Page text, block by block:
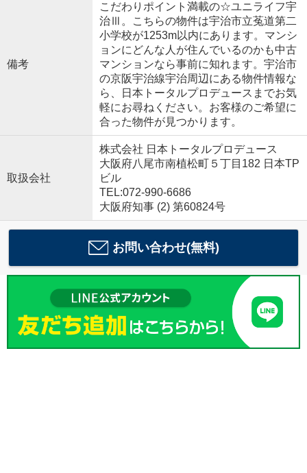
備考
こだわりポイント満載の☆ユニライフ宇
治Ⅲ。こちらの物件は宇治市立菟道第二
小学校が1253m以内にあります。マンシ
ョンにどんな人が住んでいるのかも中古
マンションなら事前に知れます。宇治市
の京阪宇治線宇治周辺にある物件情報な
ら、日本トータルプロデュースまでお気
軽にお尋ねください。お客様のご希望に
合った物件が見つかります。
取扱会社
株式会社 日本トータルプロデュース
大阪府八尾市南植松町５丁目182 日本TP
ビル
TEL:072-990-6686
大阪府知事 (2) 第60824号
お問い合わせ(無料)